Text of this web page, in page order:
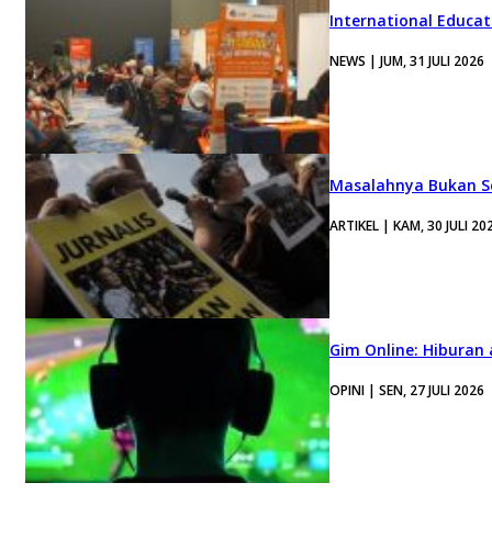
International
NEWS | JUM, 31 JULI 2026
Masalahnya Bukan
ARTIKEL | KAM, 30 JULI
Gim Online:
OPINI | SEN, 27 JULI 2026